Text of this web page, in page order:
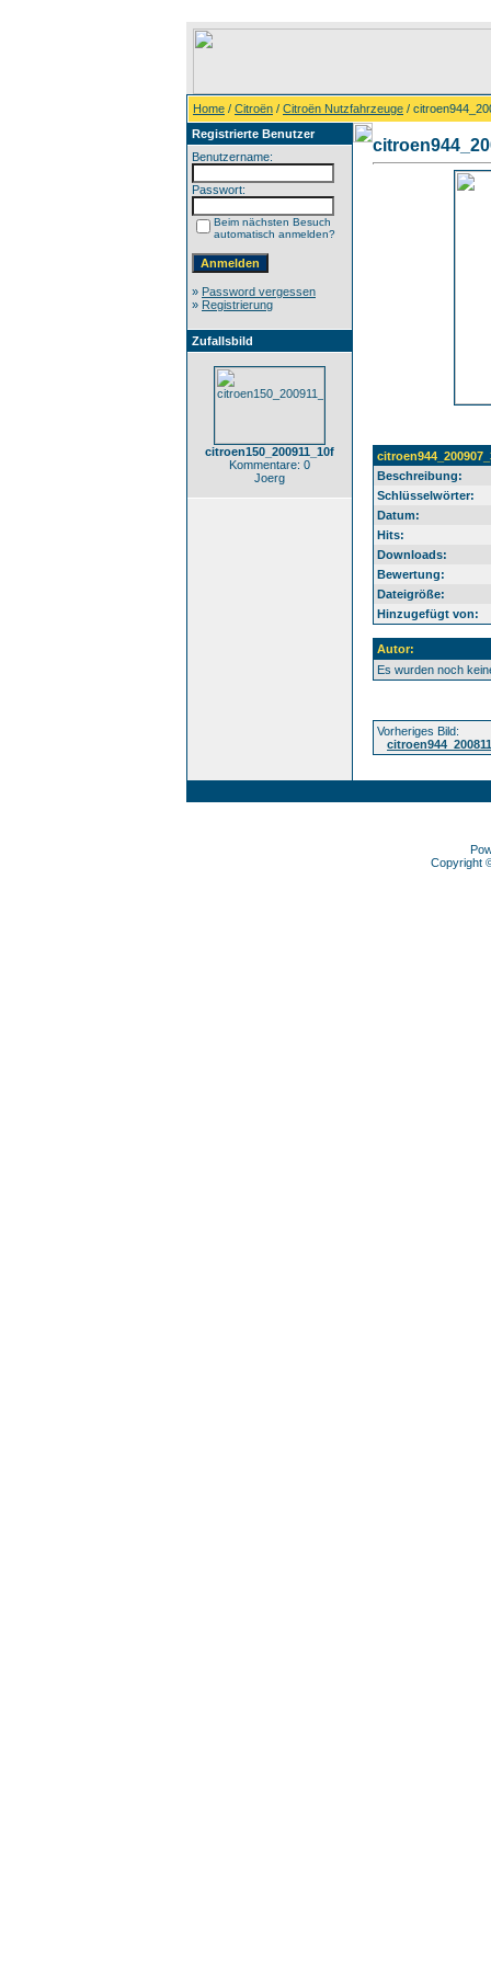
Home / Citroën / Citroën Nutzfahrzeuge /
Registrierte Benutzer
Benutzername:
Passwort:
Beim nächsten Besuch
automatisch anmelden?
» Password vergessen
» Registrierung
Zufallsbild
citroen150_200911_10f
Kommentare: 0
Joerg
Beschreibung:
Schlüsselwörter:
Datum:
Hits:
Downloads:
Bewertung:
Dateigröße:
Hinzugefügt von:
Autor:
Es wurden noch
Vorheriges Bild:
Copyright